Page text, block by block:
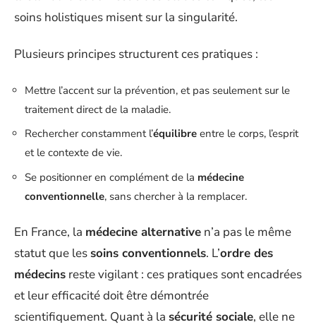
soins holistiques misent sur la singularité.
Plusieurs principes structurent ces pratiques :
Mettre l’accent sur la prévention, et pas seulement sur le
traitement direct de la maladie.
Rechercher constamment l’équilibre entre le corps, l’esprit
et le contexte de vie.
Se positionner en complément de la médecine
conventionnelle, sans chercher à la remplacer.
En France, la médecine alternative n’a pas le même
statut que les soins conventionnels. L’ordre des
médecins reste vigilant : ces pratiques sont encadrées
et leur efficacité doit être démontrée
scientifiquement. Quant à la sécurité sociale, elle ne